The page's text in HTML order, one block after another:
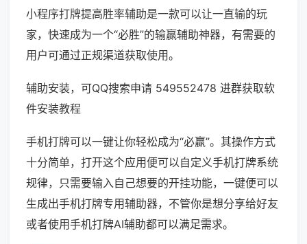
小程序打牌提高胜率辅助是一款可以让一直输的玩
家，快速成为一个“必胜”的输赢辅助神器，有需要的
用户可通过正规渠道获取使用。
辅助安装，可QQ搜索申请 549552478 进群获取软
件安装教程
手机打牌可以一键让你轻松成为“必赢”。其操作方式
十分简单，打开这个应用便可以自定义手机打牌系统
规律，只需要输入自己想要的开挂功能，一键便可以
生成出手机打牌专用辅助器，不管你是想分享给好友
或者使用手机打牌AI辅助都可以满足需求。